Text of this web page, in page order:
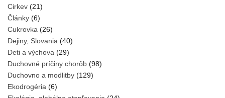
Cirkev (21)
Články (6)
Cukrovka (26)
Dejiny, Slovania (40)
Deti a výchova (29)
Duchovné príčiny chorôb (98)
Duchovno a modlitby (129)
Ekodrogéria (6)